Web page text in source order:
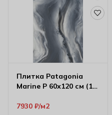
Плитка Patagonia
Marine P 60х120 см (10
7930 ₽ м2